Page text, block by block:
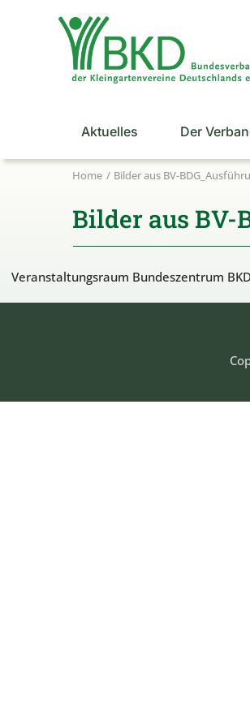
Aktuelles Der
Home Bilder aus BV-
Bilder aus BV-
Veranstaltungsraum Bundeszentrum BKD